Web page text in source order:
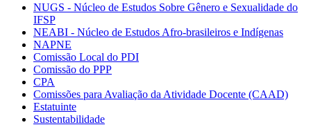
NUGS - Núcleo de Estudos Sobre Gênero e Sexualidade do
IFSP
NEABI - Núcleo de Estudos Afro-brasileiros e Indígenas
NAPNE
Comissão Local do PDI
Comissão do PPP
CPA
Comissões para Avaliação da Atividade Docente (CAAD)
Estatuinte
Sustentabilidade